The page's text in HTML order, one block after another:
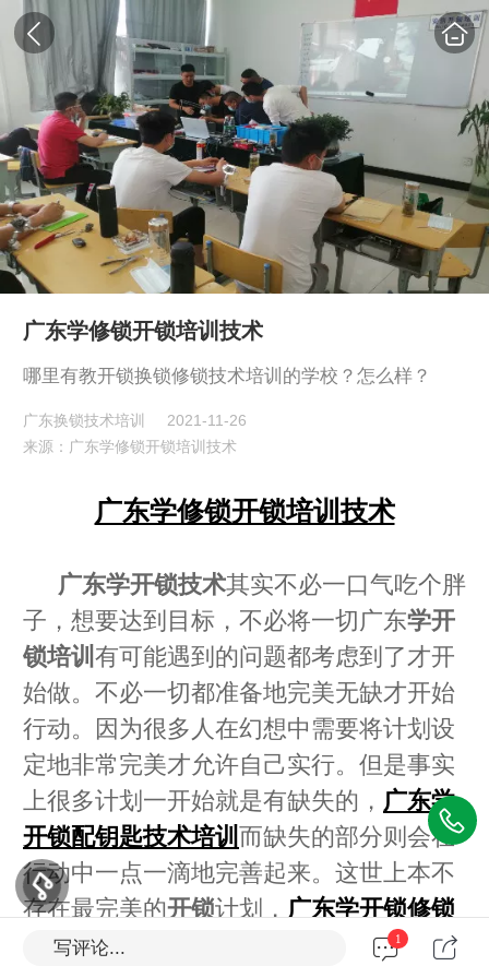
广东学修锁开锁培训技术
哪里有教开锁换锁修锁技术培训的学校？怎么样？
广东换锁技术培训
2021-11-26
来源：广东学修锁开锁培训技术
广东学修锁开锁培训技术
广东学开锁技术其实不必一口气吃个胖
子，想要达到目标，不必将一切广东学开
锁培训 有可能遇到的问题都考虑到了才开
始做。不必一切都准备地完美无缺才开始
行动。因为很多人在幻想中需要将计划设
定地非常完美才允许自己实行。但是事实
上很多计划一开始就是有缺失的， 广东学
开锁配钥匙技术培训 而缺失的部分则会在
行动中一点一滴地完善起来。这世上本不
存在最完美的开锁计划， 广东学开锁修锁
技术有的是在实践中完善起来的方案。
写评论... 1